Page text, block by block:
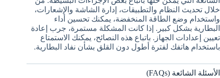
خلال تحديث النظام والتطبيقات، إدارة الشاشة والإشعارات،
واستخدام وضع الطاقة المنخفضة، يمكنك تحسين أداء
البطارية بشكل كبير. إذا كانت المشكلة مستمرة، جرب إعادة
تعيين إعدادات الجهاز. باتباع هذه النصائح، يمكنك الاستمتاع
باستخدام هاتفك لفترة أطول دون القلق بشأن نفاد البطارية.
الأسئلة الشائعة (FAQs)